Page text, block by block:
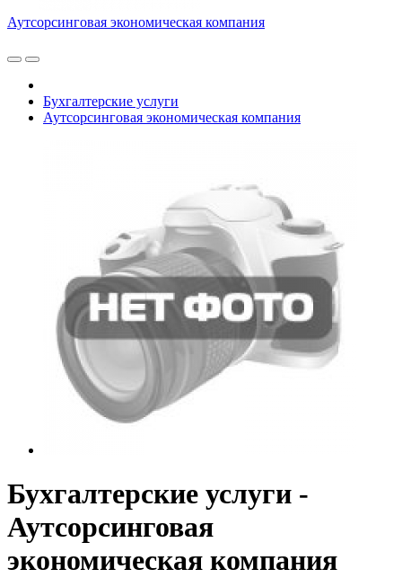
Аутсорсинговая экономическая компания
Бухгалтерские услуги
Аутсорсинговая экономическая компания
Бухгалтерские услуги -
Аутсорсинговая
экономическая компания